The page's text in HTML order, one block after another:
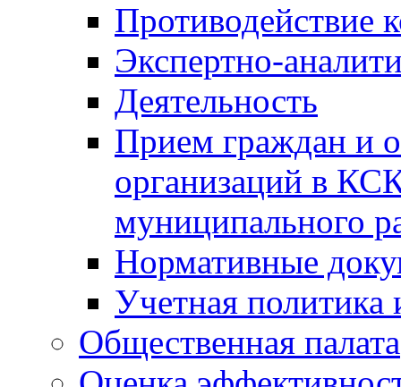
Противодействие
Экспертно-
Деятельность
Прием граждан и
организаций в
муниципального
Нормативные
Учетная политика
Общественная палата